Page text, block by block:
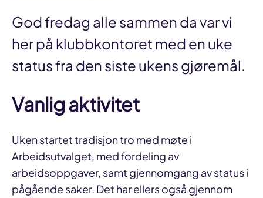
God fredag alle sammen da var vi
her på klubbkontoret med en uke
status fra den siste ukens gjøremål.
Vanlig aktivitet
Uken startet tradisjon tro med møte i
Arbeidsutvalget, med fordeling av
arbeidsoppgaver, samt gjennomgang av status i
pågående saker. Det har ellers også gjennom